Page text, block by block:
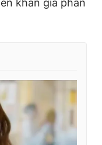
khán giả phản